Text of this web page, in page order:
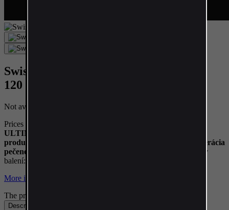
Swiss Pharmaceuticals - Ultimate PCT
120 kapsúl
Not available
Prices incl. VAT
ULTIMATE PCT
produkt PCT
srdca a prostaty , zlepšená regenerácia
pečene a zvýšenie vašej hladiny testosterónu .
Počet dávok v
balení:
More information
The product is temporarily unavailable
Description